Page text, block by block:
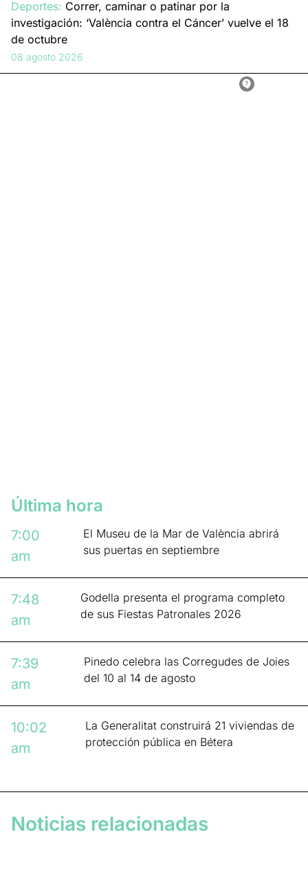
Deportes: Correr, caminar o patinar por la
investigación: ‘València contra el Cáncer’ vuelve el 18
de octubre
08 agosto 2026
Última hora
7:00
am
El Museu de la Mar de València abrirá
sus puertas en septiembre
7:48
am
Godella presenta el programa completo
de sus Fiestas Patronales 2026
7:39
am
Pinedo celebra las Corregudes de Joies
del 10 al 14 de agosto
10:02
am
La Generalitat construirá 21 viviendas de
protección pública en Bétera
Noticias relacionadas